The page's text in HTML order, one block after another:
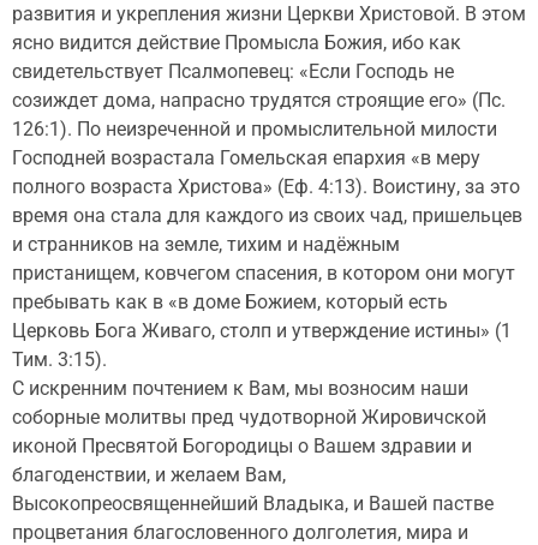
развития и укрепления жизни Церкви Христовой. В этом
ясно видится действие Промысла Божия, ибо как
свидетельствует Псалмопевец: «Если Господь не
созиждет дома, напрасно трудятся строящие его» (Пс.
126:1). По неизреченной и промыслительной милости
Господней возрастала Гомельская епархия «в меру
полного возраста Христова» (Еф. 4:13). Воистину, за это
время она стала для каждого из своих чад, пришельцев
и странников на земле, тихим и надёжным
пристанищем, ковчегом спасения, в котором они могут
пребывать как в «в доме Божием, который есть
Церковь Бога Живаго, столп и утверждение истины» (1
Тим. 3:15).
С искренним почтением к Вам, мы возносим наши
соборные молитвы пред чудотворной Жировичской
иконой Пресвятой Богородицы о Вашем здравии и
благоденствии, и желаем Вам,
Высокопреосвященнейший Владыка, и Вашей пастве
процветания благословенного долголетия, мира и